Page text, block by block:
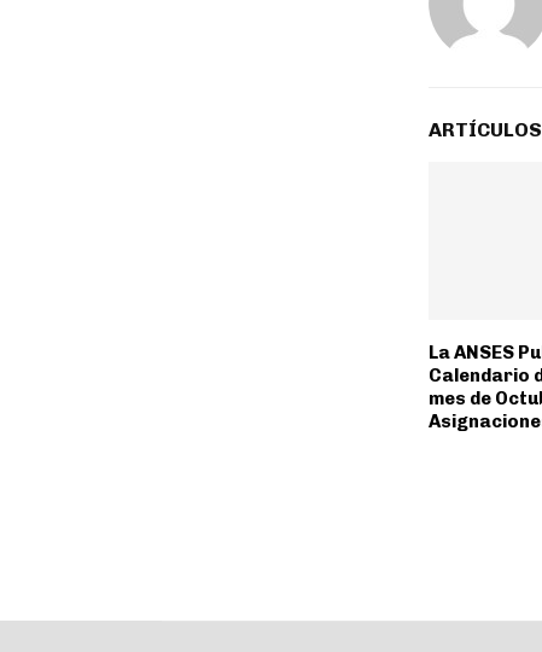
La ANSES
Calendario
mes de